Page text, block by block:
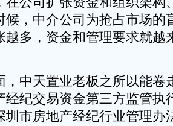
候，中介公司为抢占市场的
越多，资金和管理要求就越
天置业老板之所以能卷
经纪交易资金第三方监管执
圳市房地产经纪行业管理办